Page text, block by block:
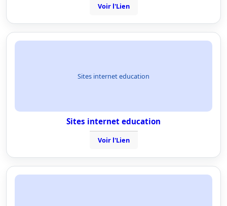
Voir l'Lien
Sites internet education
Sites internet education
Voir l'Lien